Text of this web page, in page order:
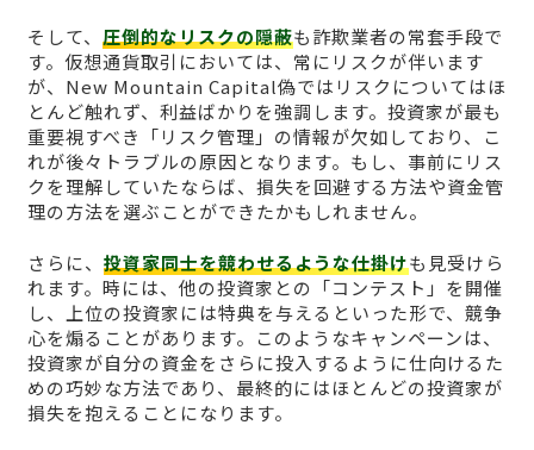
そして、 圧倒的なリスクの隠蔽も詐欺業者の常套手段で
す。仮想通貨取引においては、常にリスクが伴います
が、New Mountain Capital偽ではリスクについてはほ
とんど触れず、利益ばかりを強調します。投資家が最も
重要視すべき「リスク管理」の情報が欠如しており、こ
れが後々トラブルの原因となります。もし、事前にリス
クを理解していたならば、損失を回避する方法や資金管
理の方法を選ぶことができたかもしれません。
さらに、 投資家同士を競わせるような仕掛けも見受けら
れます。時には、他の投資家との「コンテスト」を開催
し、上位の投資家には特典を与えるといった形で、競争
心を煽ることがあります。このようなキャンペーンは、
投資家が自分の資金をさらに投入するように仕向けるた
めの巧妙な方法であり、最終的にはほとんどの投資家が
損失を抱えることになります。